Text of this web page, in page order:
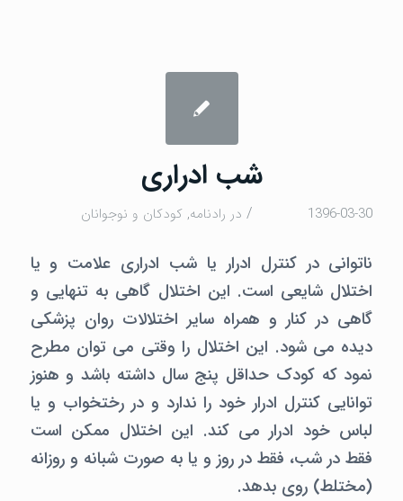
شب ادراری
1396-03-30
/ در رادنامه, كودكان و نوجوانان
ناتوانی در کنترل ادرار یا شب ادراری علامت و یا
اختلال شایعی است. این اختلال گاهی به تنهایی و
گاهی در کنار و همراه سایر اختلالات روان پزشکی
دیده می شود. این اختلال را وقتی می توان مطرح
نمود که کودک حداقل پنج سال داشته باشد و هنوز
توانایی کنترل ادرار خود را ندارد و در رختخواب و یا
لباس خود ادرار می کند. این اختلال ممکن است
فقط در شب، فقط در روز و یا به صورت شبانه و روزانه
(مختلط) روی بدهد.